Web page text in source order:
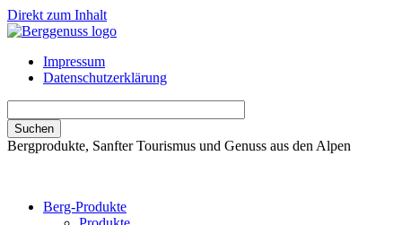
Direkt zum Inhalt
Impressum
Datenschutzerklärung
Bergprodukte, Sanfter Tourismus und Genuss aus den Alpen
Berg-Produkte